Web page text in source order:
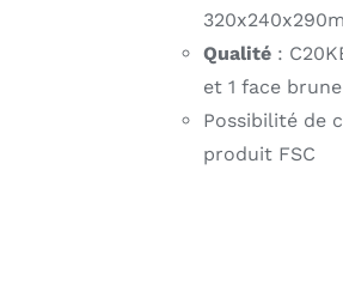
Qualité :
et 1 face brune
Possibilité de
produit FSC